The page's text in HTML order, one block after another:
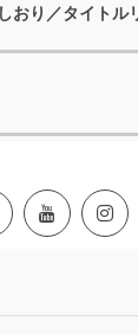
おり／タイトル